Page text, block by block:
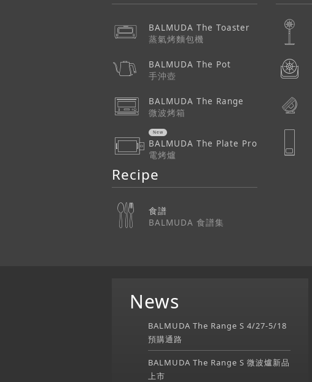
BALMUDA The Toaster
蒸氣烤麵包機
BALMUDA The Pot
手沖壺
BALMUDA The Range
微波烤箱
BALMUDA The Plate Pro
電烤爐
Recipe
食譜
BALMUDA 食譜集
News
BALMUDA The Range S 4/27-5/18
預購通路
BALMUDA The Range S 微波爐新品
上市